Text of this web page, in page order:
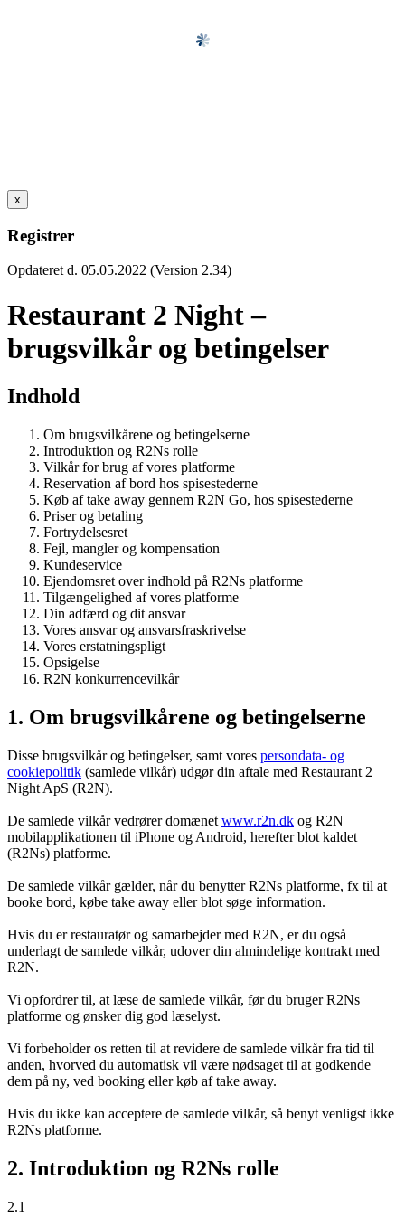
x
Registrer
Opdateret d. 05.05.2022 (Version 2.34)
Restaurant 2 Night –
brugsvilkår og betingelser
Indhold
Om brugsvilkårene og betingelserne
Introduktion og R2Ns rolle
Vilkår for brug af vores platforme
Reservation af bord hos spisestederne
Køb af take away gennem R2N Go, hos spisestederne
Priser og betaling
Fortrydelsesret
Fejl, mangler og kompensation
Kundeservice
Ejendomsret over indhold på R2Ns platforme
Tilgængelighed af vores platforme
Din adfærd og dit ansvar
Vores ansvar og ansvarsfraskrivelse
Vores erstatningspligt
Opsigelse
R2N konkurrencevilkår
1. Om brugsvilkårene og betingelserne
Disse brugsvilkår og betingelser, samt vores persondata- og
cookiepolitik (samlede vilkår) udgør din aftale med Restaurant 2
Night ApS (R2N).
De samlede vilkår vedrører domænet www.r2n.dk og R2N
mobilapplikationen til iPhone og Android, herefter blot kaldet
(R2Ns) platforme.
De samlede vilkår gælder, når du benytter R2Ns platforme, fx til at
booke bord, købe take away eller blot søge information.
Hvis du er restauratør og samarbejder med R2N, er du også
underlagt de samlede vilkår, udover din almindelige kontrakt med
R2N.
Vi opfordrer til, at læse de samlede vilkår, før du bruger R2Ns
platforme og ønsker dig god læselyst.
Vi forbeholder os retten til at revidere de samlede vilkår fra tid til
anden, hvorved du automatisk vil være nødsaget til at godkende
dem på ny, ved booking eller køb af take away.
Hvis du ikke kan acceptere de samlede vilkår, så benyt venligst ikke
R2Ns platforme.
2. Introduktion og R2Ns rolle
2.1